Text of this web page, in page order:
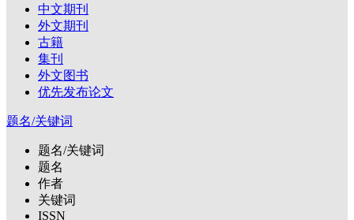
中文期刊
外文期刊
古籍
集刊
外文图书
优先发布论文
题名/关键词
题名/关键词
题名
作者
关键词
ISSN